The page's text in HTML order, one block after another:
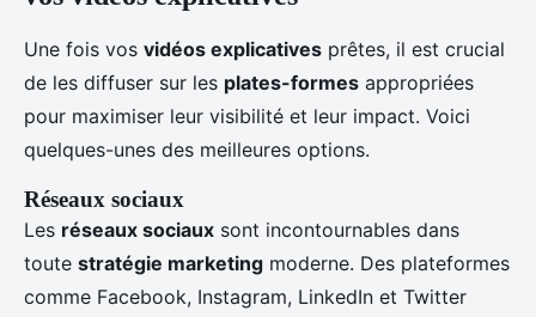
Une fois vos vidéos explicatives prêtes, il est crucial
de les diffuser sur les plates-formes appropriées
pour maximiser leur visibilité et leur impact. Voici
quelques-unes des meilleures options.
Réseaux sociaux
Les réseaux sociaux sont incontournables dans
toute stratégie marketing moderne. Des plateformes
comme Facebook, Instagram, LinkedIn et Twitter